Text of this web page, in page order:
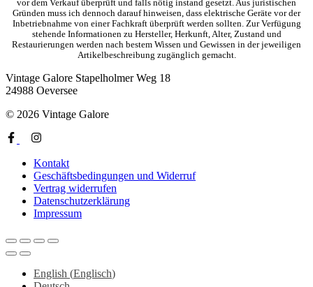
vor dem Verkauf überprüft und falls nötig instand gesetzt. Aus juristischen
Gründen muss ich dennoch darauf hinweisen, dass elektrische Geräte vor der
Inbetriebnahme von einer Fachkraft überprüft werden sollten. Zur Verfügung
stehende Informationen zu Hersteller, Herkunft, Alter, Zustand und
Restaurierungen werden nach bestem Wissen und Gewissen in der jeweiligen
Artikelbeschreibung zugänglich gemacht.
Vintage Galore Stapelholmer Weg 18
24988 Oeversee
© 2026 Vintage Galore
Kontakt
Geschäftsbedingungen und Widerruf
Vertrag widerrufen
Datenschutzerklärung
Impressum
English (Englisch)